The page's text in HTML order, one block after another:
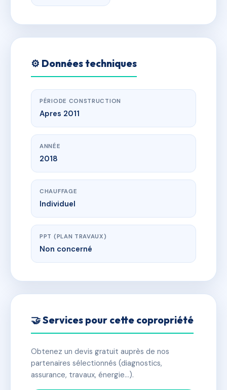
⚙️ Données techniques
PÉRIODE CONSTRUCTION
Apres 2011
ANNÉE
2018
CHAUFFAGE
Individuel
PPT (PLAN TRAVAUX)
Non concerné
🤝 Services pour cette copropriété
Obtenez un devis gratuit auprès de nos
partenaires sélectionnés (diagnostics,
assurance, travaux, énergie…).